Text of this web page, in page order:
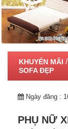
KHUYẾN MÃI /
SOFA ĐẸP
Ngày đăng :
PHỤ NỮ